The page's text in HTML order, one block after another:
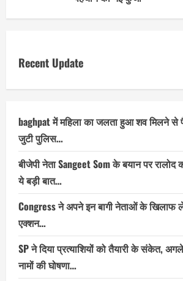
Recent Update
baghpat में महिला का जलता हुआ शव मिलने
जुटी पुलिस…
बीजेपी नेता Sangeet Som के बयान पर रालोद
ये बड़ी बात…
Congress ने अपने इन बागी नेताओं के खिलाफ
एक्शन…
SP ने दिया प्रत्याशियों को तैयारी के संकेत,
नामों की घोषणा…